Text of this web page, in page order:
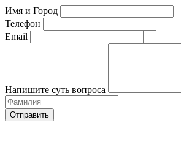
Имя и Город
Телефон
Email
Напишите суть вопроса